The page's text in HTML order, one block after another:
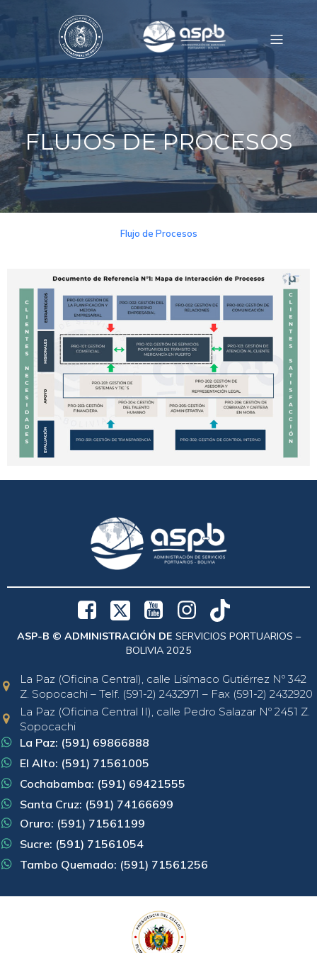
FLUJOS DE PROCESOS
Flujo de Procesos
ASP-B © ADMINISTRACIÓN DE SERVICIOS PORTUARIOS –
BOLIVIA 2025
La Paz (Oficina Central), calle Lisímaco Gutiérrez Nº 342
Z. Sopocachi – Telf. (591-2) 2432971 – Fax (591-2) 2432920
La Paz (Oficina Central II), calle Pedro Salazar Nº 2451 Z.
Sopocachi
La Paz: (591) 69866888
El Alto: (591) 71561005
Cochabamba: (591) 69421555
Santa Cruz: (591) 74166699
Oruro: (591) 71561199
Sucre: (591) 71561054
Tambo Quemado: (591) 71561256